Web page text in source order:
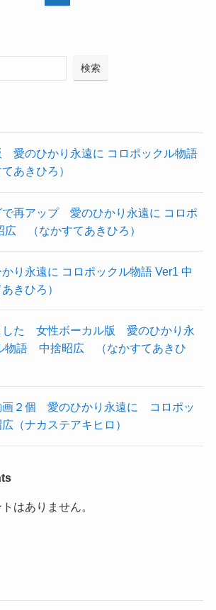
検索
のひかり永遠に コロポックル物語
あきひろ）
で再アップ 愛のひかり永遠に コロポ
広 （なかすてあきひろ）
り永遠に コロポックル物語 Ver1 中
きひろ）
した 女性ボーカル版 愛のひかり永
物語 中捨昭広 （なかすてあきひ
２個 愛のひかり永遠に コロポッ
（ナカステアキヒロ）
はありません。